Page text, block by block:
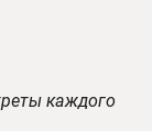
каждого